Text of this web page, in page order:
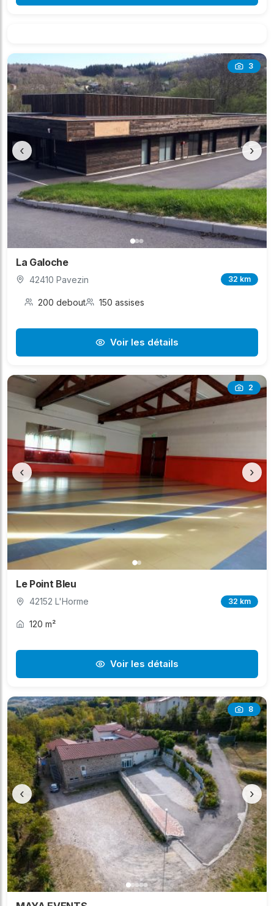
3
‹ ›
La Galoche
42410 Pavezin 32 km
200 debout 150 assises
Voir les détails
2
‹ ›
Le Point Bleu
42152 L'Horme 32 km
120 m²
Voir les détails
8
‹ ›